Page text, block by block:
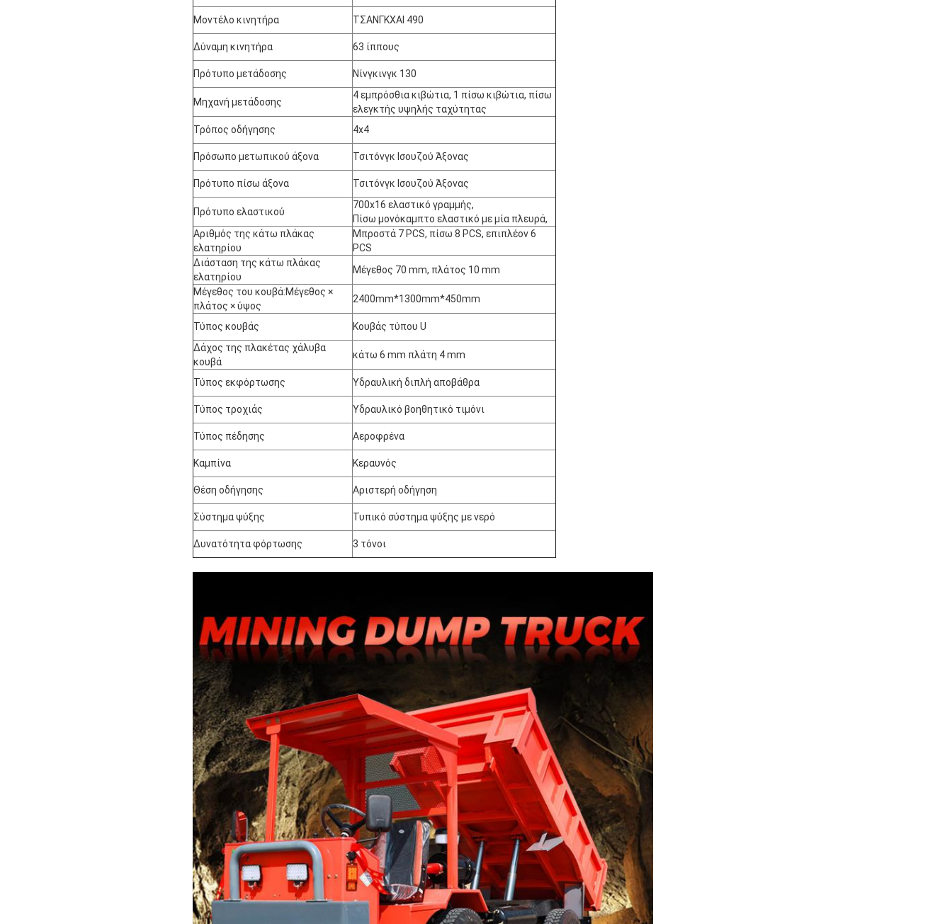
ΥΠΟΒΟΛΉ
Μοντέλο κινητήρα ΤΣΑΝΓΚΧΑΙ 490
Δύναμη κινητήρα 63 ίππους
Πρότυπο μετάδοσης Νίνγκινγκ 130
Μηχανή μετάδοσης
4 εμπρόσθια κιβώτια, 1 πίσω κιβώτια, πίσω
ελεγκτής υψηλής ταχύτητας
Τρόπος οδήγησης
4x4
Πρόσωπο μετωπικού άξονα Τσιτόνγκ Ισουζού Άξονας
Πρότυπο πίσω άξονα Τσιτόνγκ Ισουζού Άξονας
Πρότυπο ελαστικού
700x16 ελαστικό γραμμής,
Πίσω μονόκαμπτο ελαστικό με μία πλευρά,
Αριθμός της κάτω πλάκας
ελατηρίου
Μπροστά 7 PCS, πίσω 8 PCS, επιπλέον 6
PCS
Διάσταση της κάτω πλάκας
ελατηρίου
Μέγεθος 70 mm, πλάτος 10 mm
Μέγεθος του κουβά:Μέγεθος ×
πλάτος × ύψος
2400mm*1300mm*450mm
Τύπος κουβάς
Κουβάς τύπου U
Δάχος της πλακέτας χάλυβα
κουβά
κάτω 6 mm πλάτη 4 mm
Τύπος εκφόρτωσης Υδραυλική διπλή αποβάθρα
Τύπος τροχιάς Υδραυλικό βοηθητικό τιμόνι
Τύπος πέδησης Αεροφρένα
Καμπίνα Κεραυνός
Θέση οδήγησης Αριστερή οδήγηση
Σύστημα ψύξης Τυπικό σύστημα ψύξης με νερό
Δυνατότητα φόρτωσης 3 τόνοι